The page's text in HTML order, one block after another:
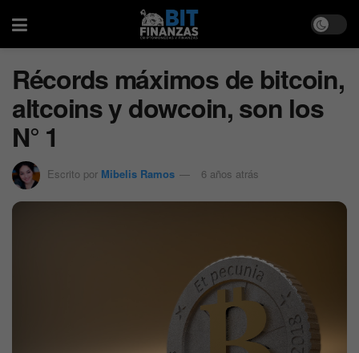
Récords máximos de bitcoin,
altcoins y dowcoin, son los
N° 1
Escrito por Mibelis Ramos 6 años atrás